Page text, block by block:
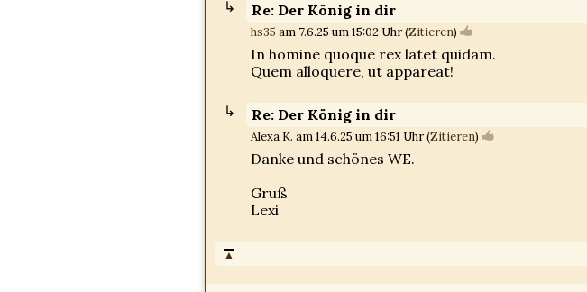
Re: Der König in dir
hs35 am 7.6.25 um 15:02 Uhr (Zitieren)
In homine quoque rex latet quidam.
Quem alloquere, ut appareat!
Re: Der König in dir
Alexa K. am 14.6.25 um 16:51 Uhr (Zitieren)
Danke und schönes WE.
Gruß
Lexi
▲